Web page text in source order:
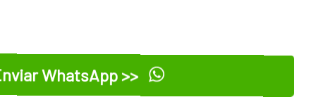
WhatsApp >>